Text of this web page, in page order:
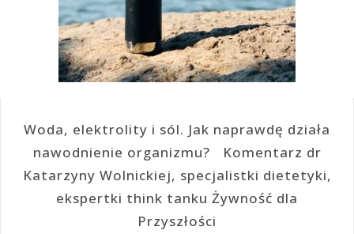
Woda, elektrolity i sól. Jak naprawdę działa
nawodnienie organizmu? Komentarz dr
Katarzyny Wolnickiej, specjalistki dietetyki,
ekspertki think tanku Żywność dla
Przyszłości